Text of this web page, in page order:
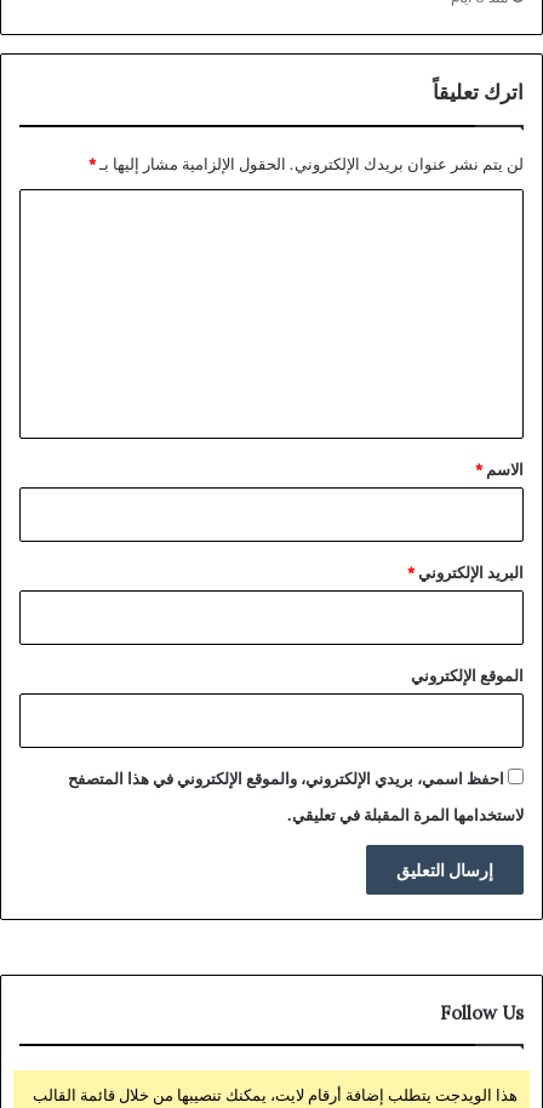
اترك تعليقاً
لن يتم نشر عنوان بريدك الإلكتروني. الحقول الإلزامية مشار إليها بـ*
*
الاسم *
البريد الإلكتروني*
الموقع الإلكتروني
احفظ اسمي، بريدي الإلكتروني، والموقع الإلكتروني في هذا المتصفح
لاستخدامها المرة المقبلة في تعليقي.
Follow Us
هذا الويدجت يتطلب إضافة أرقام لايت، يمكنك تنصيبها من خلال قائمة القالب